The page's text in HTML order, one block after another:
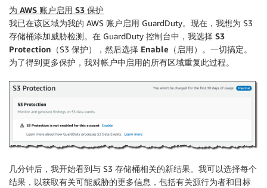
为 AWS 账户启用 S3 保护
我已在该区域为我的 AWS 账户启用 GuardDuty。现在，我想为 S3
存储桶添加威胁检测。在 GuardDuty 控制台中，我选择 S3
Protection （S3 保护），然后选择 Enable （启用）。一切搞定。
为了得到更多保护，我对帐户中启用的所有区域重复此过程。
几分钟后，我开始看到与 S3 存储桶相关的新结果。我可以选择每个
结果，以获取有关可能威胁的更多信息，包括有关源行为者和目标